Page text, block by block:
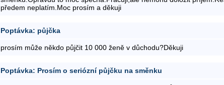
předem neplatím.Moc prosím a děkuji
Poptávka: půjčka
prosím může někdo půjčit 10 000 ženě v důchodu?Děkuji
Poptávka: Prosím o seriózní půjčku na směnku